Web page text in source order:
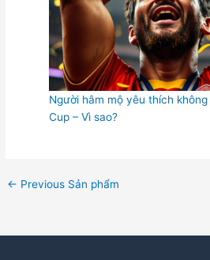
Người hâm mộ yêu thích
Cup – Vì sao?
← Previous Sản phẩm